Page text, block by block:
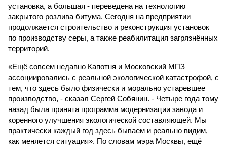
установка, а большая - переведена на технологию
закрытого розлива битума. Сегодня на предприятии
продолжается строительство и реконструкция установок
по производству серы, а также реабилитация загрязнённых
территорий.
«Ещё совсем недавно Капотня и Московский МПЗ
ассоциировались с реальной экологической катастрофой, с
тем, что здесь было физически и морально устаревшее
производство, - сказал Сергей Собянин. - Четыре года тому
назад была принята программа модернизации завода и
коренного улучшения экологической составляющей. Мы
практически каждый год здесь бываем и реально видим,
как меняется ситуация». По словам мэра Москвы, ещё